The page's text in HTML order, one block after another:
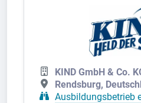
KIND GmbH & Co.
Rendsburg,
Ausbildungsbetrieb